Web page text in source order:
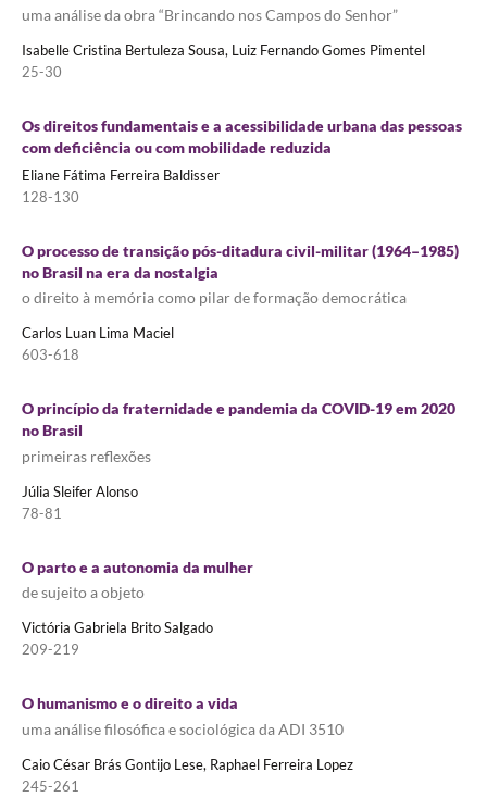
uma análise da obra “Brincando nos Campos do Senhor”
Isabelle Cristina Bertuleza Sousa, Luiz Fernando Gomes Pimentel
25-30
Os direitos fundamentais e a acessibilidade urbana das pessoas
com deficiência ou com mobilidade reduzida
Eliane Fátima Ferreira Baldisser
128-130
O processo de transição pós-ditadura civil-militar (1964–1985)
no Brasil na era da nostalgia
o direito à memória como pilar de formação democrática
Carlos Luan Lima Maciel
603-618
O princípio da fraternidade e pandemia da COVID-19 em 2020
no Brasil
primeiras reflexões
Júlia Sleifer Alonso
78-81
O parto e a autonomia da mulher
de sujeito a objeto
Victória Gabriela Brito Salgado
209-219
O humanismo e o direito a vida
uma análise filosófica e sociológica da ADI 3510
Caio César Brás Gontijo Lese, Raphael Ferreira Lopez
245-261